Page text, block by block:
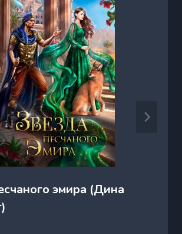
эмира (Дина